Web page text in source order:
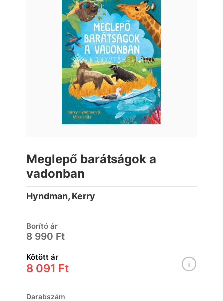
Meglepő barátságok a
vadonban
Hyndman, Kerry
Borító ár
8 990 Ft
Kötött ár
8 091 Ft
Darabszám